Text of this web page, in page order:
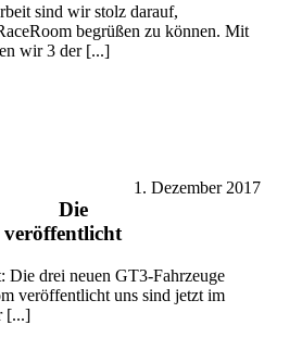
sind wir stolz darauf,
begrüßen zu können. Mit
wir 3 der [...]
1. Dezember 2017
Die
veröffentlicht
Die drei neuen GT3-Fahrzeuge
veröffentlicht uns sind jetzt im
[...]